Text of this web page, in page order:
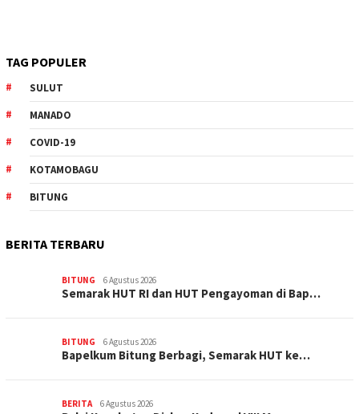
TAG POPULER
SULUT
MANADO
COVID-19
KOTAMOBAGU
BITUNG
BERITA TERBARU
BITUNG 6 Agustus 2026
Semarak HUT RI dan HUT Pengayoman di Bap…
BITUNG 6 Agustus 2026
‎Bapelkum Bitung Berbagi, Semarak HUT ke…
BERITA 6 Agustus 2026